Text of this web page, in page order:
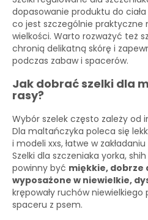
dopasowanie produktu do
co jest szczególnie praktyczne
wielkości. Warto rozważyć też
chronią delikatną skórę i
podczas zabaw i spacerów.
Jak dobrać szelki dla
rasy?
Wybór szelek często zależy od
Dla maltańczyka poleca się
i modeli xxs, łatwe w
Szelki dla szczeniaka yorka,
powinny być miękkie, dobrze
wyposażone w niewielkie,
krępowały ruchów
spaceru z psem.